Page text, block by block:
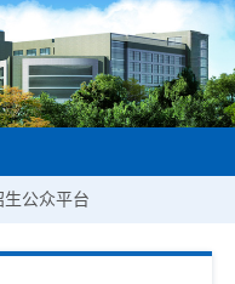
生公众平台